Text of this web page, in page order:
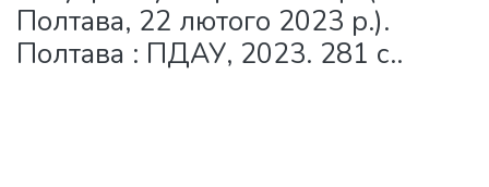
Полтава, 22 лютого 2023 р.).
Полтава : ПДАУ, 2023. 281 с..